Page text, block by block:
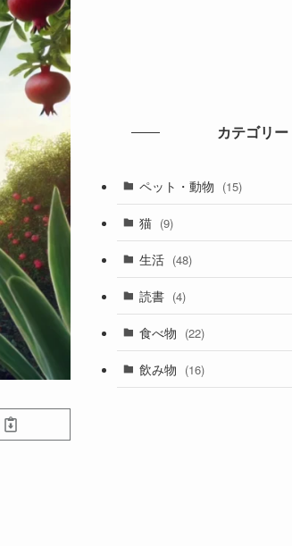
カテゴリー
ペット・動物 (15)
猫 (9)
生活 (48)
読書 (4)
食べ物 (22)
飲み物 (16)